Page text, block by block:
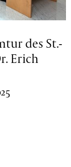
des St.-
Erich